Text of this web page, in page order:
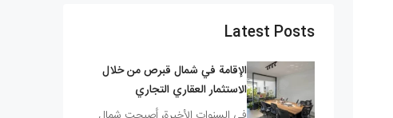
Latest Posts
الإقامة في شمال قبرص من خلال
الاستثمار العقاري التجاري